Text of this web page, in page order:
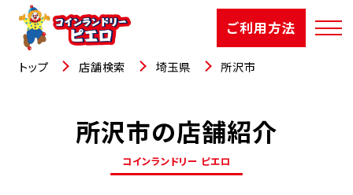
ご利用方法
店舗検索
トップ 店舗検索 埼玉県 所沢市
所沢市の店舗紹介
コインランドリー ピエロ